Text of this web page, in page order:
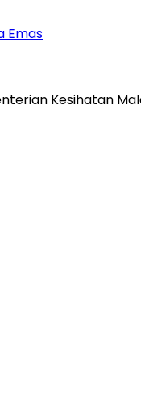
Emas
Kesihatan